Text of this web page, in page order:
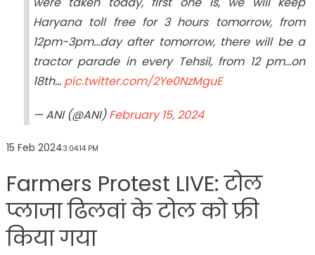
Haryana toll free for 3 hours tomorrow, from
12pm-3pm…day after tomorrow, there will be a
tractor parade in every Tehsil, from 12 pm…on
18th… pic.twitter.com/2Ye0NzMguE
— ANI (@ANI)February 15, 2024
15 Feb 20243:04:14 PM
Farmers Protest LIVE: टोल
प्लाजा ढिलवां के टोल को फ्री
किया गया